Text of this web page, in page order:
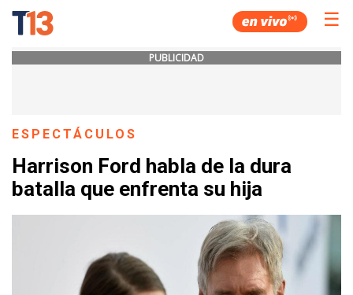
☰
PUBLICIDAD
ESPECTÁCULOS
Harrison Ford habla de la dura
batalla que enfrenta su hija